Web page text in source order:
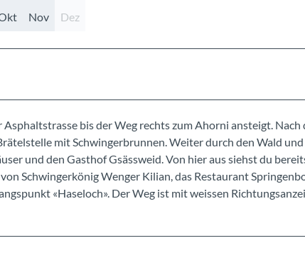
Nov Dez
bis der Weg rechts zum Ahorni ansteigt. Nach
mit Schwingerbrunnen. Weiter durch den Wald
und den Gasthof Gsässweid. Von hier aus siehst du
Schwingerkönig Wenger Kilian, das Restaurant
«Haseloch». Der Weg ist mit weissen